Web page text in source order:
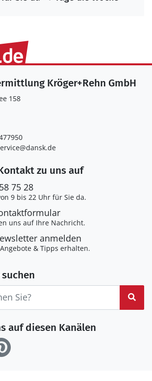
Kröger+Rehn GmbH
158
zu uns auf
75 28
9 bis 22 Uhr für Sie da.
uns auf Ihre Nachricht.
anmelden
& Tipps erhalten.
auf diesen Kanälen